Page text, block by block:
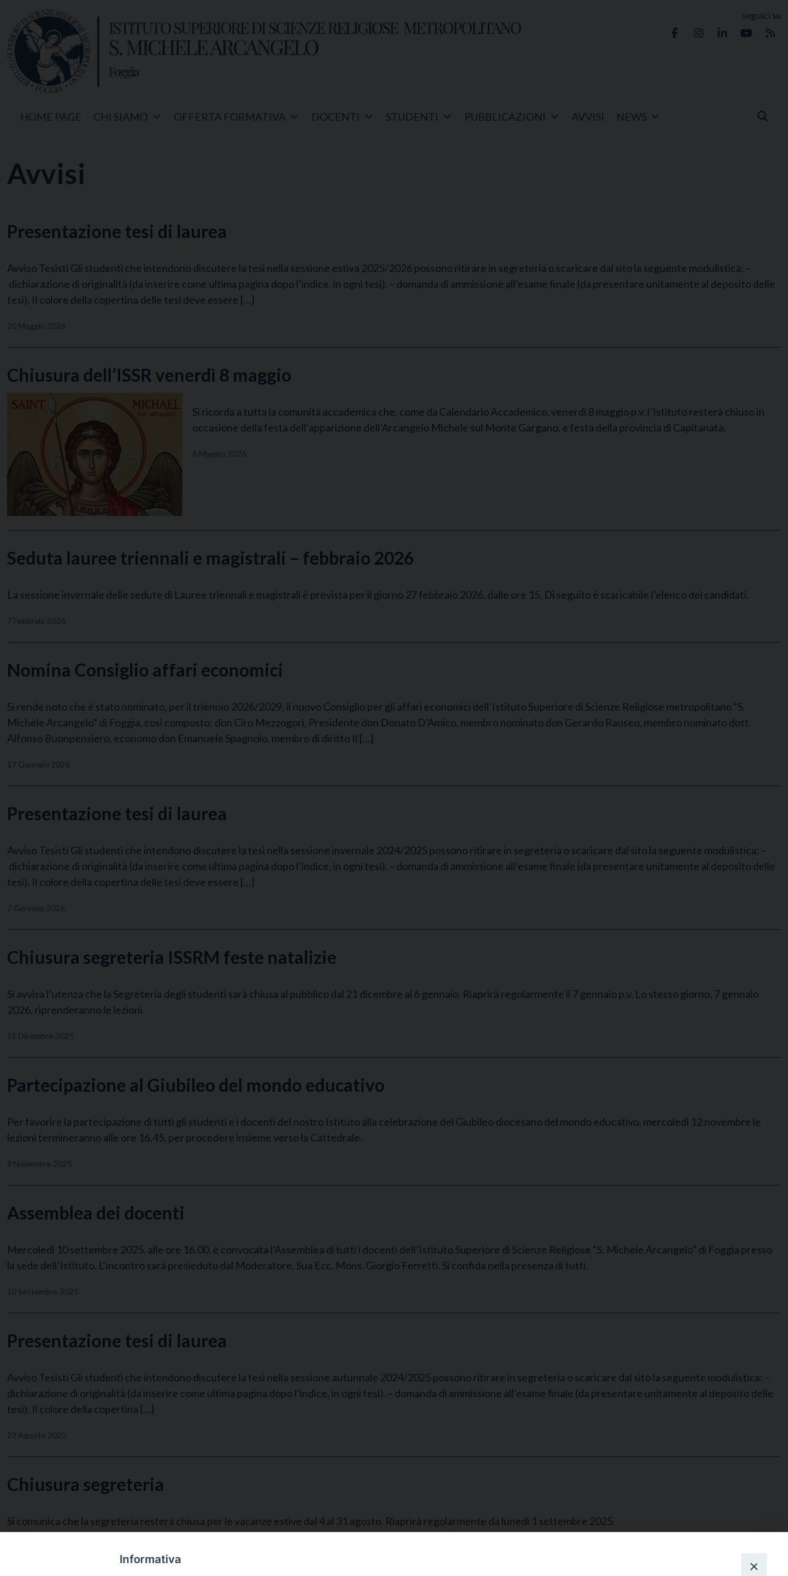
content
seguici su
HOME PAGE CHI SIAMO OFFERTA FORMATIVA DOCENTI STUDENTI PUBBLICAZIONI AVVISI NEWS
Avvisi
Presentazione tesi di laurea
Avviso Tesisti Gli studenti che intendono discutere la tesi nella sessione estiva 2025/2026 possono ritirare in segreteria o scaricare dal sito la seguente modulistica: –
dichiarazione di originalità (da inserire come ultima pagina dopo l’indice, in ogni tesi). – domanda di ammissione all’esame finale (da presentare unitamente al deposito delle
tesi). Il colore della copertina delle tesi deve essere […]
20 Maggio 2026
Chiusura dell’ISSR venerdì 8 maggio
Si ricorda a tutta la comunità accademica che, come da Calendario Accademico, venerdì 8 maggio p.v. l’Istituto resterà chiuso in
occasione della festa dell’apparizione dell’Arcangelo Michele sul Monte Gargano, e festa della provincia di Capitanata.
6 Maggio 2026
Seduta lauree triennali e magistrali – febbraio 2026
La sessione invernale delle sedute di Lauree triennali e magistrali è prevista per il giorno 27 febbraio 2026, dalle ore 15. Di seguito è scaricabile l’elenco dei candidati.
7 Febbraio 2026
Nomina Consiglio affari economici
Si rende noto che è stato nominato, per il triennio 2026/2029, il nuovo Consiglio per gli affari economici dell’Istituto Superiore di Scienze Religiose metropolitano “S.
Michele Arcangelo” di Foggia, così composto: don Ciro Mezzogori, Presidente don Donato D’Amico, membro nominato don Gerardo Rauseo, membro nominato dott.
Alfonso Buonpensiero, economo don Emanuele Spagnolo, membro di diritto Il […]
17 Gennaio 2026
Presentazione tesi di laurea
Avviso Tesisti Gli studenti che intendono discutere la tesi nella sessione invernale 2024/2025 possono ritirare in segreteria o scaricare dal sito la seguente modulistica: –
dichiarazione di originalità (da inserire come ultima pagina dopo l’indice, in ogni tesi). – domanda di ammissione all’esame finale (da presentare unitamente al deposito delle
tesi). Il colore della copertina delle tesi deve essere […]
7 Gennaio 2026
Chiusura segreteria ISSRM feste natalizie
Si avvisa l’utenza che la Segreteria degli studenti sarà chiusa al pubblico dal 21 dicembre al 6 gennaio. Riaprirà regolarmente il 7 gennaio p.v. Lo stesso giorno, 7 gennaio
2026, riprenderanno le lezioni.
21 Dicembre 2025
Partecipazione al Giubileo del mondo educativo
Per favorire la partecipazione di tutti gli studenti e i docenti del nostro Istituto alla celebrazione del Giubileo diocesano del mondo educativo, mercoledì 12 novembre le
lezioni termineranno alle ore 16.45, per procedere insieme verso la Cattedrale.
9 Novembre 2025
Assemblea dei docenti
Mercoledì 10 settembre 2025, alle ore 16.00, è convocata l’Assemblea di tutti i docenti dell’Istituto Superiore di Scienze Religiose “S. Michele Arcangelo” di Foggia presso
la sede dell’Istituto. L’incontro sarà presieduto dal Moderatore, Sua Ecc. Mons. Giorgio Ferretti. Si confida nella presenza di tutti.
10 Settembre 2025
Presentazione tesi di laurea
Avviso Tesisti Gli studenti che intendono discutere la tesi nella sessione autunnale 2024/2025 possono ritirare in segreteria o scaricare dal sito la seguente modulistica: –
dichiarazione di originalità (da inserire come ultima pagina dopo l’indice, in ogni tesi). – domanda di ammissione all’esame finale (da presentare unitamente al deposito delle
tesi). Il colore della copertina […]
23 Agosto 2025
Chiusura segreteria
Si comunica che la segreteria resterà chiusa per le vacanze estive dal 4 al 31 agosto. Riaprirà regolarmente da lunedì 1 settembre 2025.
Informativa